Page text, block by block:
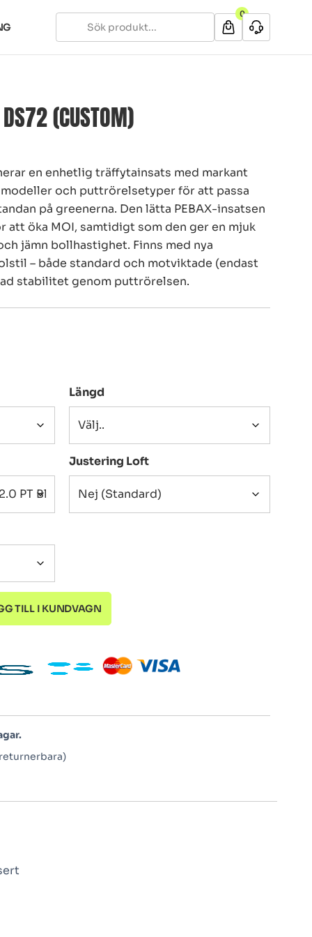
0
(CUSTOM)
en enhetlig träffytainsats med markant
och puttrörelsetyper för att passa
på greenerna. Den lätta PEBAX-insatsen
att öka MOI, samtidigt som den ger en mjuk
jämn bollhastighet. Finns med nya
– både standard och motviktade (endast
stabilitet genom puttrörelsen.
Längd
Justering Loft
TILL I KUNDVAGN